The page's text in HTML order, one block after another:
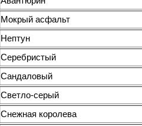
Мокрый асфальт
Нептун
Серебристый
Сандаловый
Светло-серый
Снежная королева